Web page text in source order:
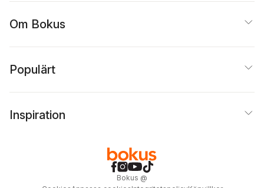
Om Bokus
Populärt
Inspiration
Bokus @